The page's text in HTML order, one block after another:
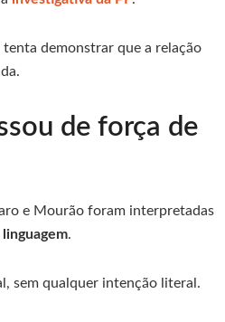
demonstrar que a relação
de força de
e Mourão foram interpretadas
.
sem qualquer intenção literal.